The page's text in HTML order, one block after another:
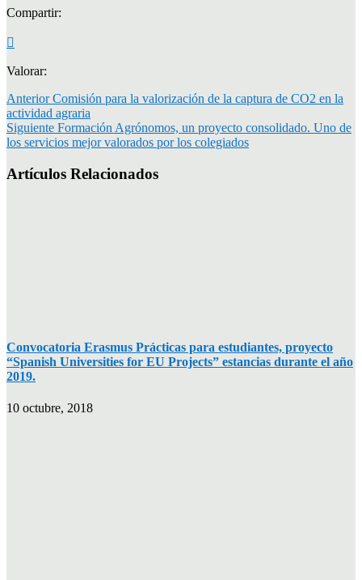
Compartir:
Valorar:
Anterior Comisión para la valorización de la captura de CO2 en la
actividad agraria
Siguiente Formación Agrónomos, un proyecto consolidado. Uno de
los servicios mejor valorados por los colegiados
Artículos Relacionados
Convocatoria Erasmus Prácticas para estudiantes, proyecto
“Spanish Universities for EU Projects” estancias durante el año
2019.
10 octubre, 2018